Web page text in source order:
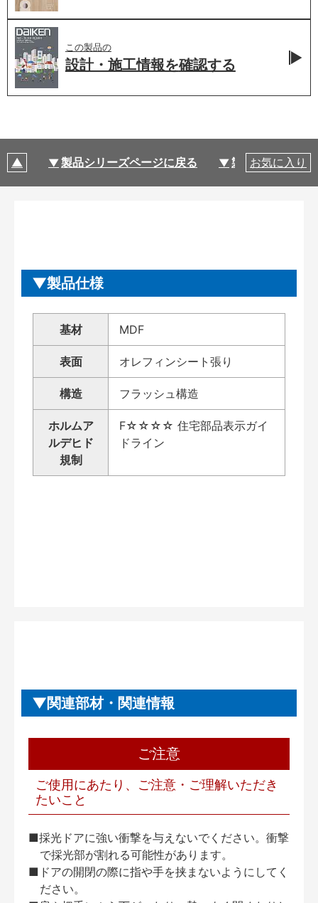
この製品の
設計・施工情報を確認する
製品シリーズページに戻る 製品仕様
お気に入り
製品仕様
基材 MDF
表面 オレフィンシート張り
構造 フラッシュ構造
ホルムア
ルデヒド
規制
F☆☆☆☆ 住宅部品表示ガイ
ドライン
関連部材・関連情報
ご注意
ご使用にあたり、ご注意・ご理解いただき
たいこと
■採光ドアに強い衝撃を与えないでください。衝撃
で採光部が割れる可能性があります。
■ドアの開閉の際に指や手を挟まないようにしてく
ださい。